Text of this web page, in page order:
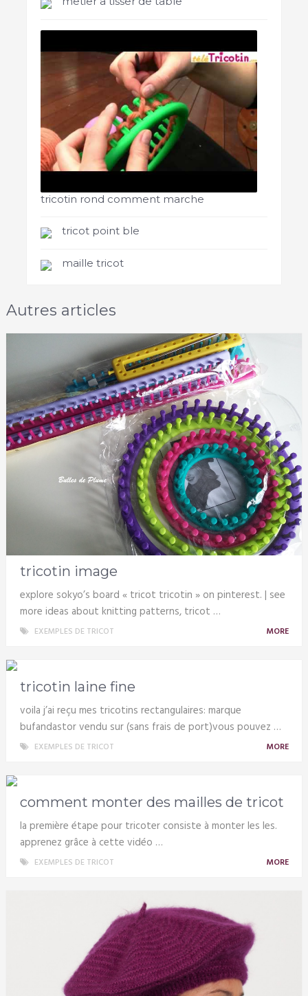
tricotin rond comment marche
tricot point ble
maille tricot
Autres articles
tricotin image
explore sokyo’s board « tricot tricotin » on pinterest. | see
more ideas about knitting patterns, tricot …
EXEMPLES DE TRICOT MORE
tricotin laine fine
voila j’ai reçu mes tricotins rectangulaires: marque
bufandastor vendu sur (sans frais de port)vous pouvez …
EXEMPLES DE TRICOT MORE
comment monter des mailles de tricot
la première étape pour tricoter consiste à monter les les.
apprenez grâce à cette vidéo …
EXEMPLES DE TRICOT MORE